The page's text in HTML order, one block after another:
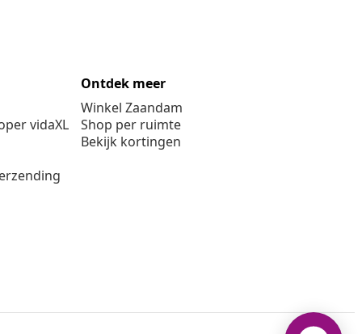
vidaXL
Ontdek meer
Winkel Zaandam
Shop per ruimte
Bekijk kortingen